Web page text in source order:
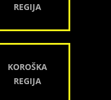
REGIJA
KOROŠKA
REGIJA